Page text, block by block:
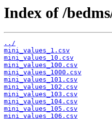
Index of /
../
mini_values_1.csv
mini_values_10.csv
mini_values_100.csv
mini_values_1000.csv
mini_values_101.csv
mini_values_102.csv
mini_values_103.csv
mini_values_104.csv
mini_values_105.csv
mini_values_106.csv